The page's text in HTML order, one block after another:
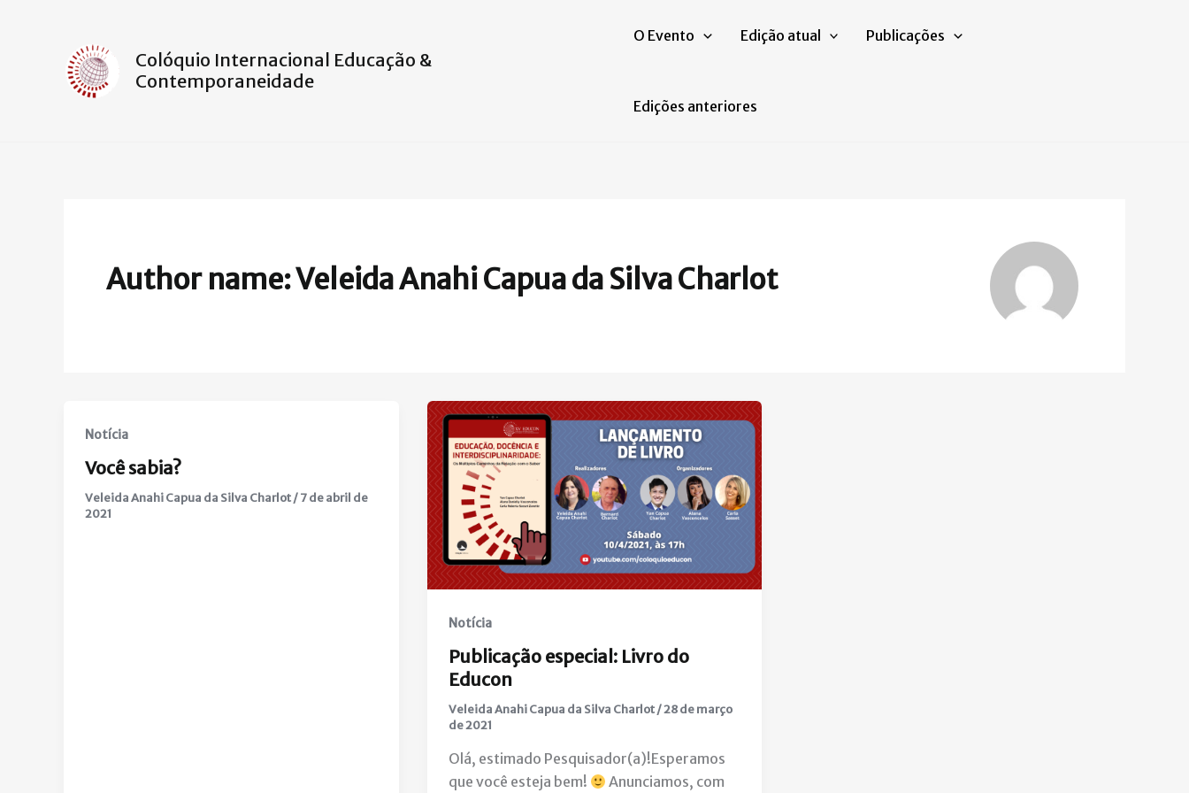
Colóquio Internacional Educação &
Contemporaneidade
O Evento Edição atual Publicações
Edições anteriores
Author name: Veleida Anahi Capua da Silva Charlot
Notícia
Você sabia?
Veleida Anahi Capua da Silva Charlot/7 de abril de
2021
Notícia
Publicação especial: Livro do
Educon
Veleida Anahi Capua da Silva Charlot/28 de março
de 2021
Olá, estimado Pesquisador(a)!Esperamos
que você esteja bem!
Anunciamos, com